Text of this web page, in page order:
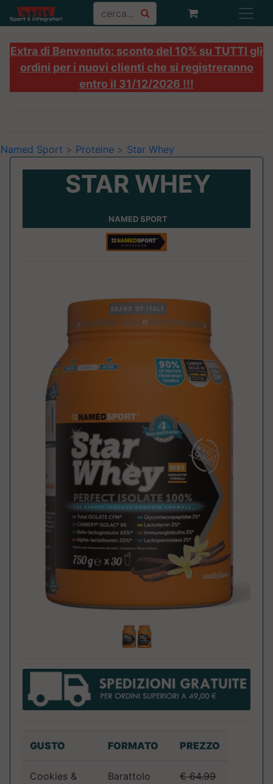
Extra di Benvenuto: sconto del 10% su TUTTI gli
ordini per i nuovi clienti che si registreranno
entro il 31/12/2026 !!!
Named Sport > Proteine > Star Whey
STAR WHEY
NAMED SPORT
GUSTO FORMATO PREZZO
Cookies &
Barattolo
€ 64.99